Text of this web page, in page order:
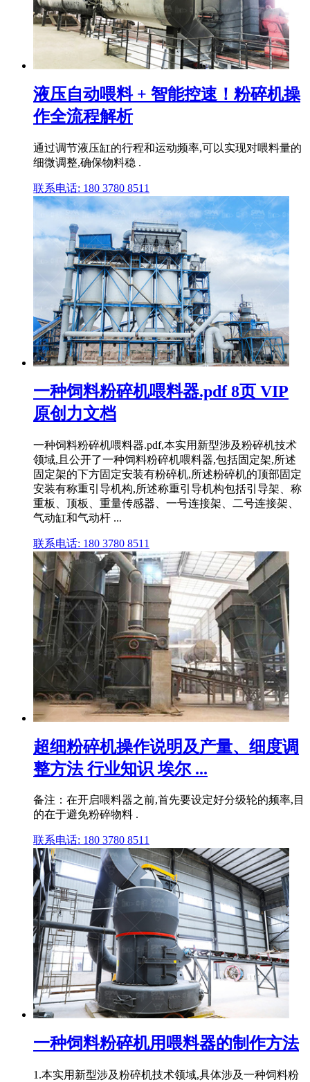
液压自动喂料 + 智能控速！粉碎机操
作全流程解析
通过调节液压缸的行程和运动频率,可以实现对喂料量的
细微调整,确保物料稳 .
联系电话: 180 3780 8511
一种饲料粉碎机喂料器.pdf 8页 VIP
原创力文档
一种饲料粉碎机喂料器.pdf,本实用新型涉及粉碎机技术
领域,且公开了一种饲料粉碎机喂料器,包括固定架,所述
固定架的下方固定安装有粉碎机,所述粉碎机的顶部固定
安装有称重引导机构,所述称重引导机构包括引导架、称
重板、顶板、重量传感器、一号连接架、二号连接架、
气动缸和气动杆 ...
联系电话: 180 3780 8511
超细粉碎机操作说明及产量、细度调
整方法 行业知识 埃尔 ...
备注：在开启喂料器之前,首先要设定好分级轮的频率,目
的在于避免粉碎物料 .
联系电话: 180 3780 8511
一种饲料粉碎机用喂料器的制作方法
1.本实用新型涉及粉碎机技术领域,具体涉及一种饲料粉